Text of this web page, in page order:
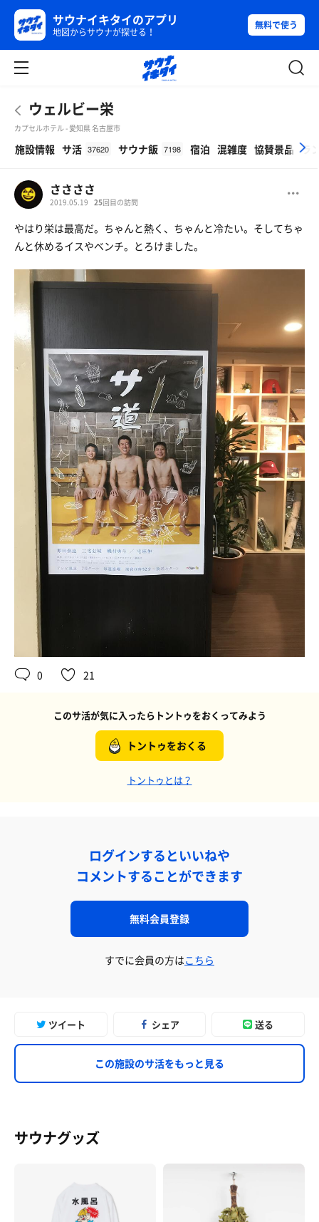
サウナイキタイのアプリ
地図からサウナが探せる！
無料で使う
ウェルビー栄
カプセルホテル - 愛知県 名古屋市
施設情報 サ活 37620 サウナ飯 7198 宿泊 混雑度 協賛景品 ラ
ささささ
2019.05.19 25回目の訪問
やはり栄は最高だ。ちゃんと熱く、ちゃんと冷たい。そしてちゃ
んと休めるイスやベンチ。とろけました。
0 21
このサ活が気に入ったらトントゥをおくってみよう
トントゥをおくる
トントゥとは？
ログインするといいねや
コメントすることができます
無料会員登録
すでに会員の方はこちら
ツイート シェア 送る
この施設のサ活をもっと見る
サウナグッズ